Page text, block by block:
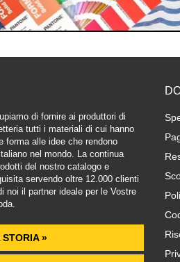
di fornire ai produttori di
tutti i materiali di cui hanno
forma alle idee che rendono
nel mondo. La continua
del nostro catalogo e
servendo oltre 12.000 clienti
noi il partner ideale per le Vostre
STORIA »